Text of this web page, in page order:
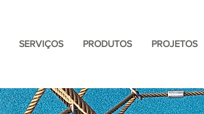
SERVIÇOS PRODUTOS PROJETOS